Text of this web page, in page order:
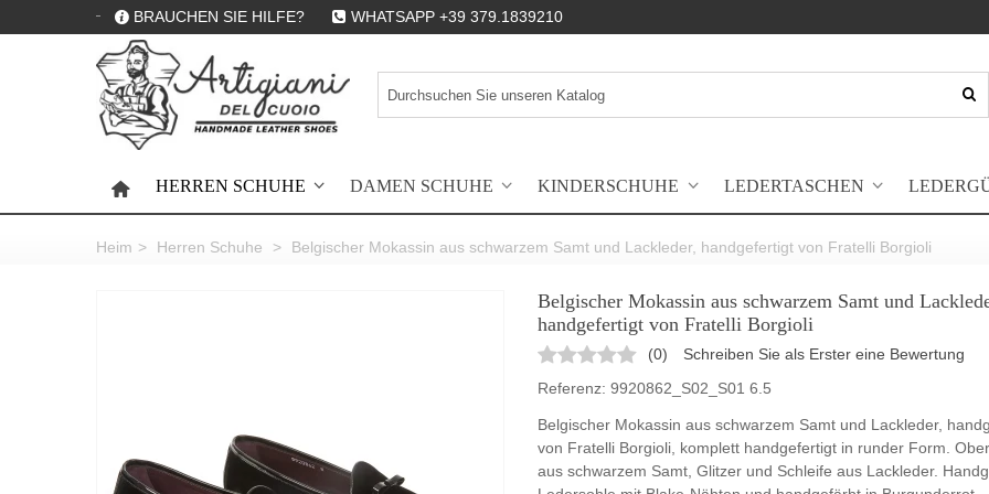
BRAUCHEN SIE HILFE? WHATSAPP +39 379.1839210
HERREN SCHUHE DAMEN SCHUHE KINDERSCHUHE LEDERTASCHEN
Heim > Herren Schuhe > Belgischer Mokassin aus schwarzem Samt und Lackleder, handgefertigt von Fratelli Borgioli
Belgischer Mokassin aus schwarzem Samt und
handgefertigt von Fratelli Borgioli
(0)
Schreiben Sie als Erster eine Bewertung
Referenz: 9920862_S02_S01 6.5
Belgischer Mokassin aus schwarzem Samt und Lackleder,
von Fratelli Borgioli, komplett handgefertigt in runder Form.
aus schwarzem Samt, Glitzer und Schleife aus Lackleder.